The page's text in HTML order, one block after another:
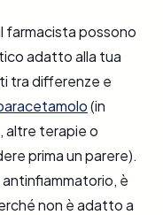
farmacista possono
adatto alla tua
tra differenze e
(in
altre terapie o
prima un parere).
è
non è adatto a